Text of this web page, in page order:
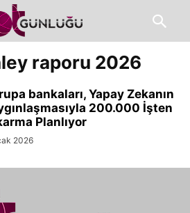
raporu 2026
bankaları, Yapay Zekanın
200.000 İşten
Planlıyor
2026